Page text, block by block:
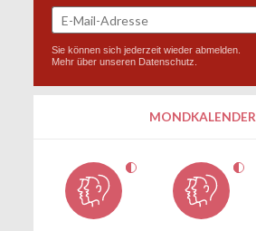
Sie können sich jederzeit wieder abmelden.
Mehr über unseren Datenschutz
MONDKALENDER